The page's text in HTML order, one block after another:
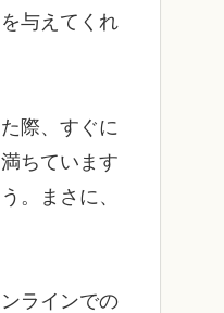
与えてくれ
際、すぐに
ちています
。まさに、
ラインでの